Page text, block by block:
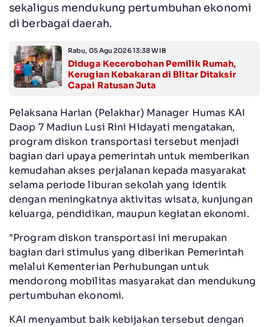
sekaligus mendukung pertumbuhan ekonomi
di berbagai daerah.
Rabu, 05 Agu 2026 13:38 WIB
Diduga Kecerobohan Pemilik Rumah,
Kerugian Kebakaran di Blitar Ditaksir
Capai Ratusan Juta
Pelaksana Harian (Pelakhar) Manager Humas KAI
Daop 7 Madiun Lusi Rini Hidayati mengatakan,
program diskon transportasi tersebut menjadi
bagian dari upaya pemerintah untuk memberikan
kemudahan akses perjalanan kepada masyarakat
selama periode liburan sekolah yang identik
dengan meningkatnya aktivitas wisata, kunjungan
keluarga, pendidikan, maupun kegiatan ekonomi.
"Program diskon transportasi ini merupakan
bagian dari stimulus yang diberikan Pemerintah
melalui Kementerian Perhubungan untuk
mendorong mobilitas masyarakat dan mendukung
pertumbuhan ekonomi.
KAI menyambut baik kebijakan tersebut dengan